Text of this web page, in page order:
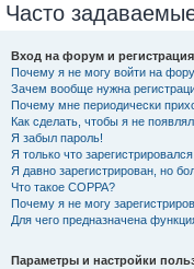
Часто
Вход на форум и регистрация
Почему я не могу войти на
Зачем вообще нужна
Почему мне периодически
Как сделать, чтобы я не
Я забыл пароль!
Я только что
Я давно зарегистрирован, но
Что такое COPPA?
Почему я не могу
Для чего предназначена
Параметры и настройки